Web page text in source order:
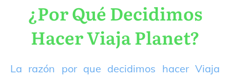
¿Por Qué Decidimos
Hacer Viaja Planet?
La razón por que decidimos hacer Viaja